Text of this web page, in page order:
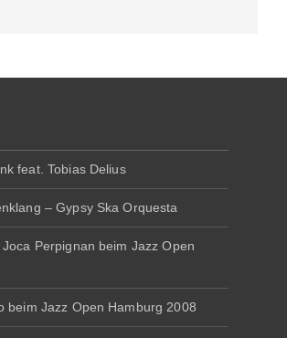
feat. Tobias Delius
– Gypsy Ska Orquesta
Perpignan beim Jazz Open
beim Jazz Open Hamburg 2008